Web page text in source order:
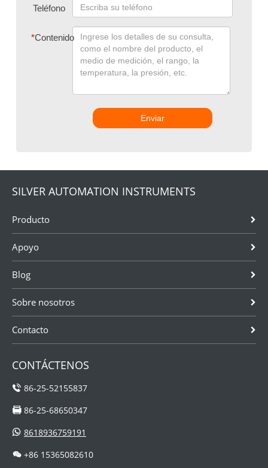
Teléfono
*Contenido
Enviar
SILVER AUTOMATION INSTRUMENTS
Producto
Apoyo
Blog
Sobre nosotros
Contacto
CONTÁCTENOS
86-25-52155837
86-25-68650347
8618936759191
+86 15365082610